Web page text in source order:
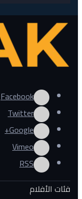
Facebook
Twitter
Google+
Vimeo
RSS
فئات الأفلام